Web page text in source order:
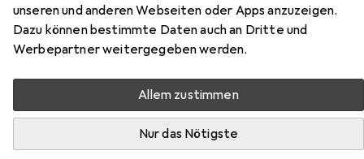
unseren und anderen Webseiten oder Apps anzuzeigen.
Dazu können bestimmte Daten auch an Dritte und
Werbepartner weitergegeben werden.
Allem zustimmen
Nur das Nötigste
Hier findest du passendes Zubehör zum Produkt Vicco
Lorio aus der Kategorie Möbelgleiter + Schutzpuffer.
Relevanz